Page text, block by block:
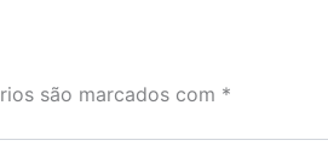
são marcados com *